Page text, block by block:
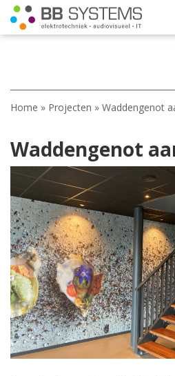
IT
050 – 54
Home » Projecten » Waddengenot
Waddengenot